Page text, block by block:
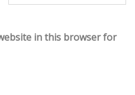
in this browser for